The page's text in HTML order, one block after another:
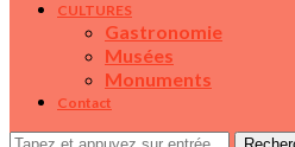
CULTURES
Gastronomie
Musées
Monuments
Contact